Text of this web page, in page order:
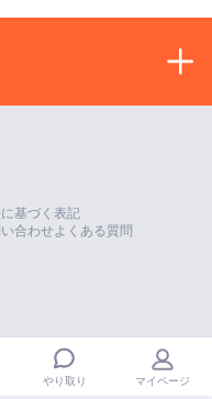
基づく表記
合わせ よくある質問
やり取り マイページ